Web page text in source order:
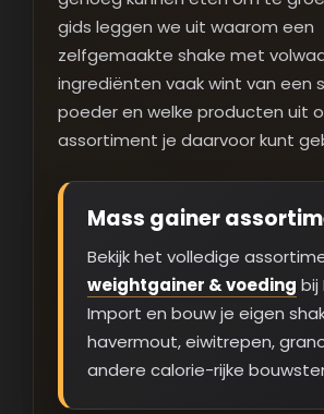
gids leggen we uit waarom een
zelfgemaakte shake met
ingrediënten vaak wint van een
poeder en welke producten uit
assortiment je daarvoor kunt
Mass gainer
Bekijk het volledige
weightgainer & voeding bij
Import en bouw je eigen
havermout, eiwitrepen,
andere calorie-rijke